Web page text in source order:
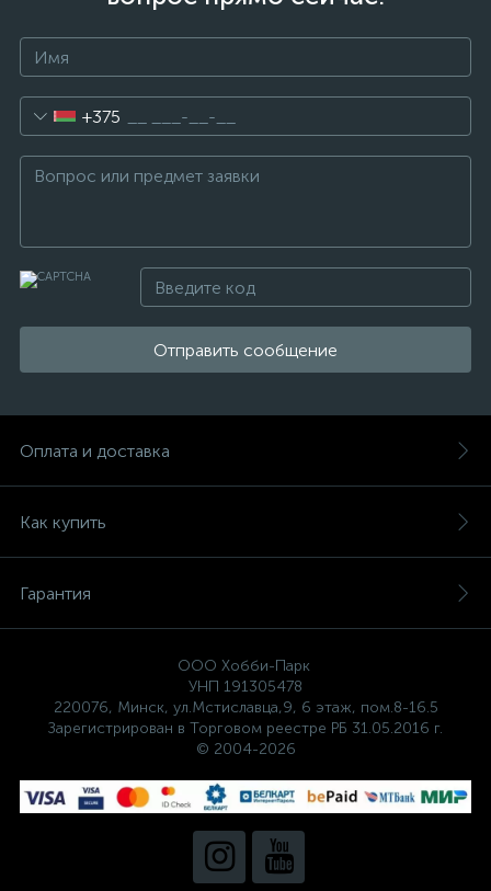
+375
Отправить сообщение
Оплата и доставка
Как купить
Гарантия
ООО Хобби-Парк
УНП 191305478
220076, Минск, ул.Мстиславца,9, 6 этаж, пом.8-16.5
Зарегистрирован в Торговом реестре РБ 31.05.2016 г.
© 2004-2026